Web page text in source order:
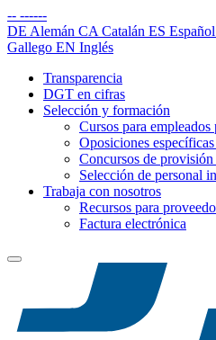
-- ------
DE Alemán CA Catalán ES Español
Gallego EN Inglés
Transparencia
DGT en cifras
Selección y formación
Cursos para empleados
Oposiciones
Concursos de provisión
Selección de personal
Trabaja con nosotros
Recursos para
Factura electrónica